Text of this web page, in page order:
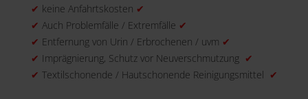
✔ keine Anfahrtskosten ✔
✔ Auch Problemfälle / Extremfälle ✔
✔ Entfernung von Urin / Erbrochenen / uvm ✔
✔ Imprägnierung, Schutz vor Neuverschmutzung ✔
✔ Textilschonende / Hautschonende Reinigungsmittel ✔